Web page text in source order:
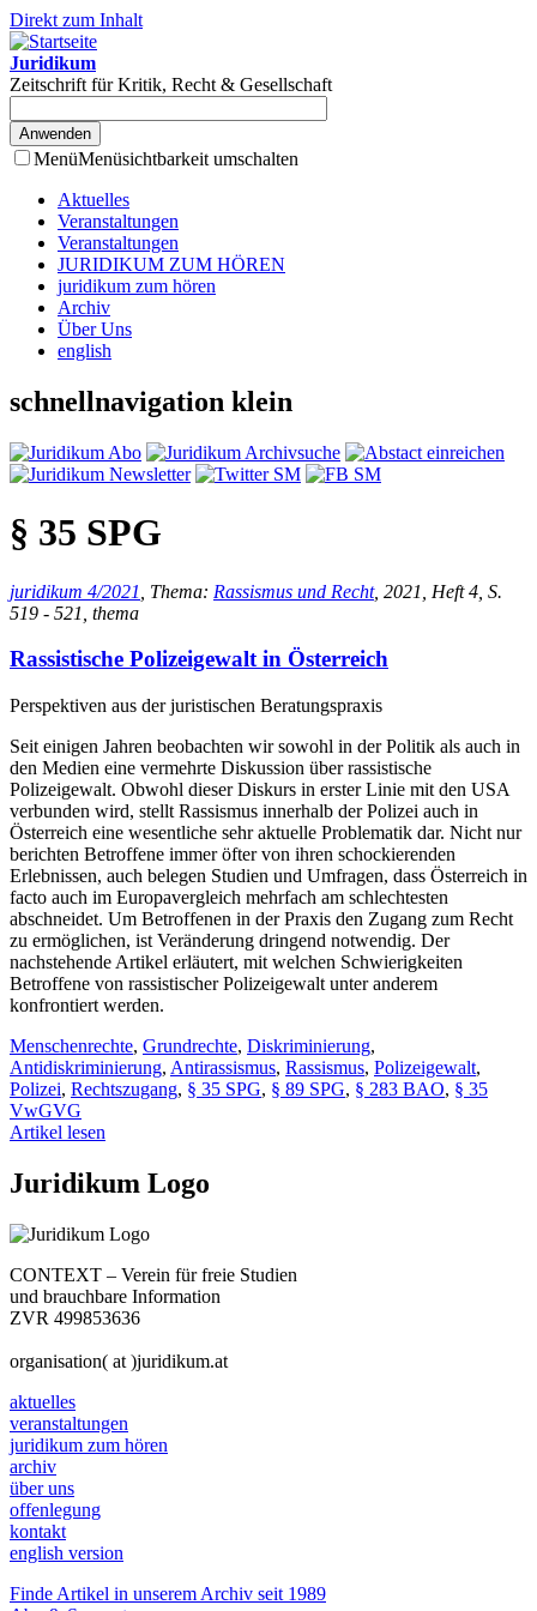
Direkt zum Inhalt
Juridikum
Zeitschrift für Kritik, Recht & Gesellschaft
MenüMenüsichtbarkeit umschalten
Aktuelles
Veranstaltungen
Veranstaltungen
JURIDIKUM ZUM HÖREN
juridikum zum hören
Archiv
Über Uns
english
schnellnavigation klein
§ 35 SPG
juridikum 4/2021 , Thema: Rassismus und Recht, 2021, Heft 4, S.
519 - 521, thema
Rassistische Polizeigewalt in Österreich
Perspektiven aus der juristischen Beratungspraxis
Seit einigen Jahren beobachten wir sowohl in der Politik als auch in
den Medien eine vermehrte Diskussion über rassistische
Polizeigewalt. Obwohl dieser Diskurs in erster Linie mit den USA
verbunden wird, stellt Rassismus innerhalb der Polizei auch in
Österreich eine wesentliche sehr aktuelle Problematik dar. Nicht nur
berichten Betroffene immer öfter von ihren schockierenden
Erlebnissen, auch belegen Studien und Umfragen, dass Österreich in
facto auch im Europavergleich mehrfach am schlechtesten
abschneidet. Um Betroffenen in der Praxis den Zugang zum Recht
zu ermöglichen, ist Veränderung dringend notwendig. Der
nachstehende Artikel erläutert, mit welchen Schwierigkeiten
Betroffene von rassistischer Polizeigewalt unter anderem
konfrontiert werden.
Menschenrechte, Grundrechte, Diskriminierung,
Antidiskriminierung, Antirassismus, Rassismus, Polizeigewalt,
Polizei, Rechtszugang, § 35 SPG, § 89 SPG, § 283 BAO, § 35
VwGVG
Artikel lesen
Juridikum Logo
CONTEXT – Verein für freie Studien
und brauchbare Information
ZVR 499853636
organisation( at )juridikum.at
aktuelles
veranstaltungen
juridikum zum hören
archiv
über uns
offenlegung
kontakt
english version
Finde Artikel in unserem Archiv seit 1989